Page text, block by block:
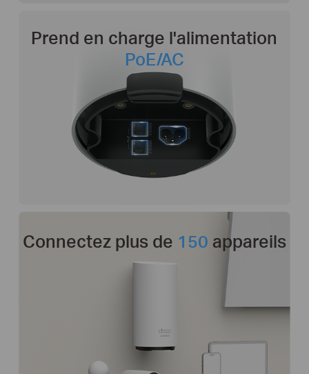
Prend en charge l'alimentation
PoE/AC
Connectez plus de 150 appareils